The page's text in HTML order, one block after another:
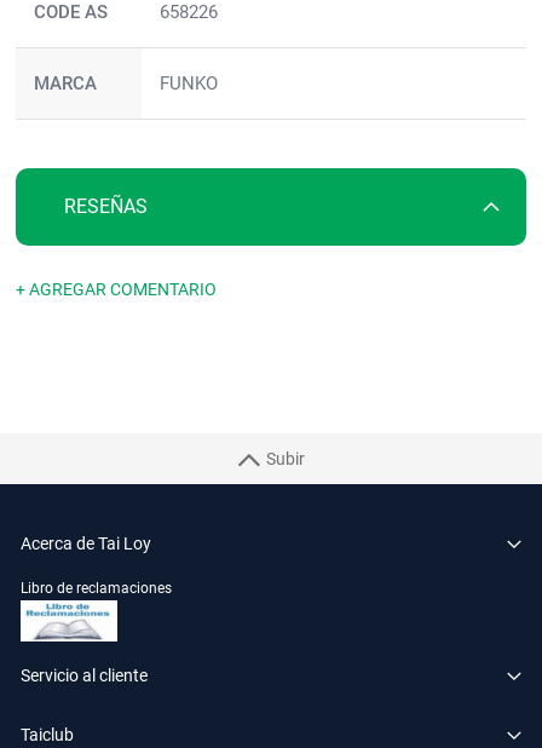
CODE AS 658226
MARCA FUNKO
RESEÑAS
+ AGREGAR COMENTARIO
Subir
Acerca de Tai Loy
Libro de reclamaciones
Servicio al cliente
Taiclub